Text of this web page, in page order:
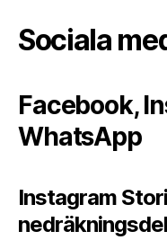
Sociala
Facebook,
WhatsApp
Instagram